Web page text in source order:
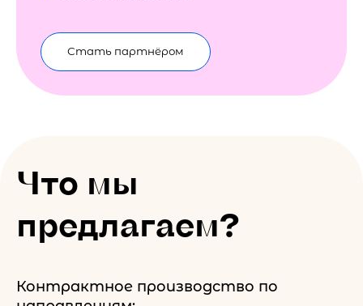
Стать партнёром
Что мы
предлагаем?
Контрактное производство по